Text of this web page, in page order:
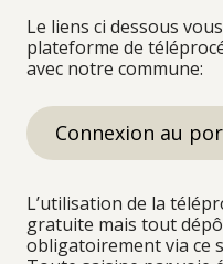
Le liens ci dessous
plateforme de
avec notre commune:
Connexion au
L’utilisation de la
gratuite mais tout
obligatoirement via ce